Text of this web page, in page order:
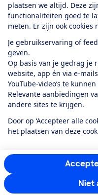
plaatsen we altijd. Deze
functionaliteiten goed te
meten. Er zijn ook cookies
Je gebruikservaring of
geven.
Op basis van je gedrag je
website, app én via e-
YouTube-video’s te
Relevante aanbiedingen
andere sites te krijgen.
Door op ‘Accepteer alle
het plaatsen van deze
Niet
Alles
app
Algemene
Cookiebeleid
RSS-
12.901consumenten